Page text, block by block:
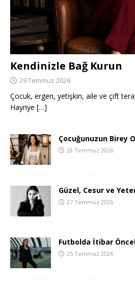
Kendinizle Bağ Kurun
29 Temmuz 2026
Çocuk, ergen, yetişkin, aile ve çift
Hayriye […]
Çocuğunuzun Birey
28 Temmuz 2026
Güzel, Cesur ve
27 Temmuz 2026
Futbolda İtibar
25 Temmuz 2026